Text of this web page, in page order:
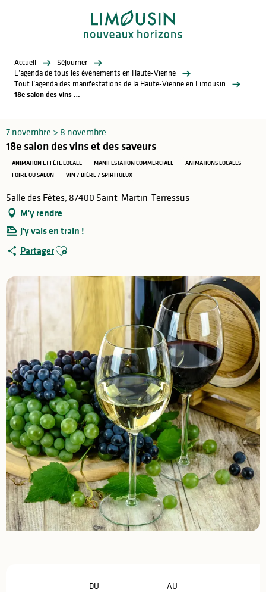
Accueil
Séjourner
L’agenda de tous les évènements en Haute-Vienne
Tout l’agenda des manifestations de la Haute-Vienne en Limousin
18e salon des vins et des saveurs
7 novembre > 8 novembre
18e salon des vins et des saveurs
ANIMATION ET FÊTE LOCALE MANIFESTATION COMMERCIALE
ANIMATIONS LOCALES
FOIRE OU SALON
VIN / BIÈRE / SPIRITUEUX
Salle des Fêtes, 87400 Saint-Martin-Terressus
M'y rendre
J'y vais en train !
PartagerAjouter aux favoris
DU AU